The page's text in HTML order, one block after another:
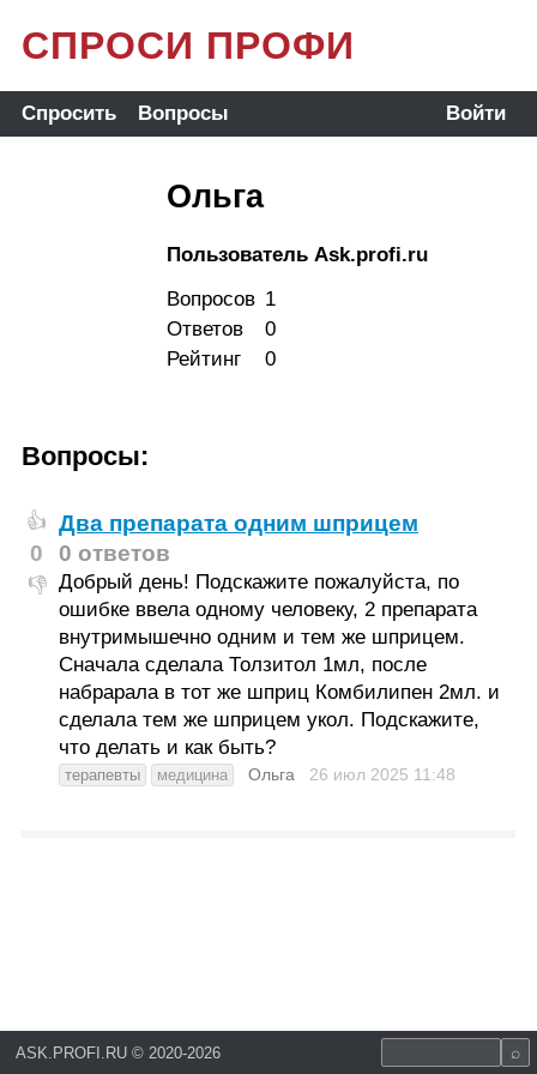
СПРОСИ ПРОФИ
Спросить Вопросы Войти
Ольга
Пользователь Ask.profi.ru
Вопросов 1
Ответов
0
Рейтинг
0
Вопросы:
👍
0
👎
Два препарата одним шприцем
0 ответов
Добрый день! Подскажите пожалуйста, по
ошибке ввела одному человеку, 2 препарата
внутримышечно одним и тем же шприцем.
Сначала сделала Толзитол 1мл, после
набрарала в тот же шприц Комбилипен 2мл. и
сделала тем же шприцем укол. Подскажите,
что делать и как быть?
терапевты медицина Ольга 26 июл 2025 11:48
ASK.PROFI.RU © 2020-2026